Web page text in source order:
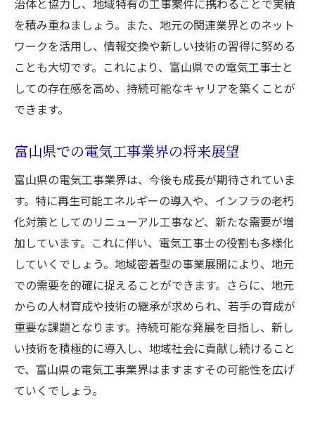
治体と協力し、地域特有の工事案件に携わることで実績
を積み重ねましょう。また、地元の関連業界とのネット
ワークを活用し、情報交換や新しい技術の習得に努める
ことも大切です。これにより、富山県での電気工事士と
しての存在感を高め、持続可能なキャリアを築くことが
できます。
富山県での電気工事業界の将来展望
富山県の電気工事業界は、今後も成長が期待されていま
す。特に再生可能エネルギーの導入や、インフラの老朽
化対策としてのリニューアル工事など、新たな需要が増
加しています。これに伴い、電気工事士の役割も多様化
していくでしょう。地域密着型の事業展開により、地元
での需要を的確に捉えることができます。さらに、地元
からの人材育成や技術の継承が求められ、若手の育成が
重要な課題となります。持続可能な発展を目指し、新し
い技術を積極的に導入し、地域社会に貢献し続けること
で、富山県の電気工事業界はますますその可能性を広げ
ていくでしょう。